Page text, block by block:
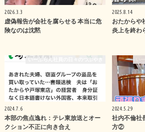
2026.3.3
虚偽報告が会社を腐らせる 本当に危
険なのは沈黙
2025.8.14
おたからや
炎上を終わ
いーふらん社員の日々のつぶやき
2024.7.6
本部の焦点逸れ：テレ東放送とオー
クション不正に向き合え
い
2024.5.29
社内不倫社
方②